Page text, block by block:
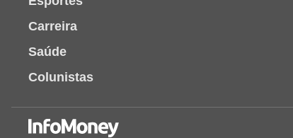
Carreira
Saúde
Colunistas